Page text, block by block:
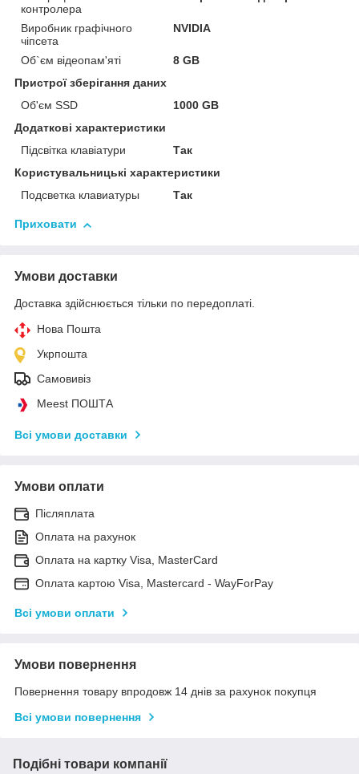
контролера
Виробник графічного
чіпсета
NVIDIA
Об`єм відеопам'яті
8 GB
Пристрої зберігання даних
Об'єм SSD
1000 GB
Додаткові характеристики
Підсвітка клавіатури
Так
Користувальницькі характеристики
Подсветка клавиатуры
Так
Приховати
Умови доставки
Доставка здійснюється тільки по передоплаті.
Нова Пошта
Укрпошта
Самовивіз
Meest ПОШТА
Всі умови доставки
Умови оплати
Післяплата
Оплата на рахунок
Оплата на картку Visa, MasterCard
Оплата картою Visa, Mastercard - WayForPay
Всі умови оплати
Умови повернення
Повернення товару впродовж 14 днів за рахунок покупця
Всі умови повернення
Подібні товари компанії